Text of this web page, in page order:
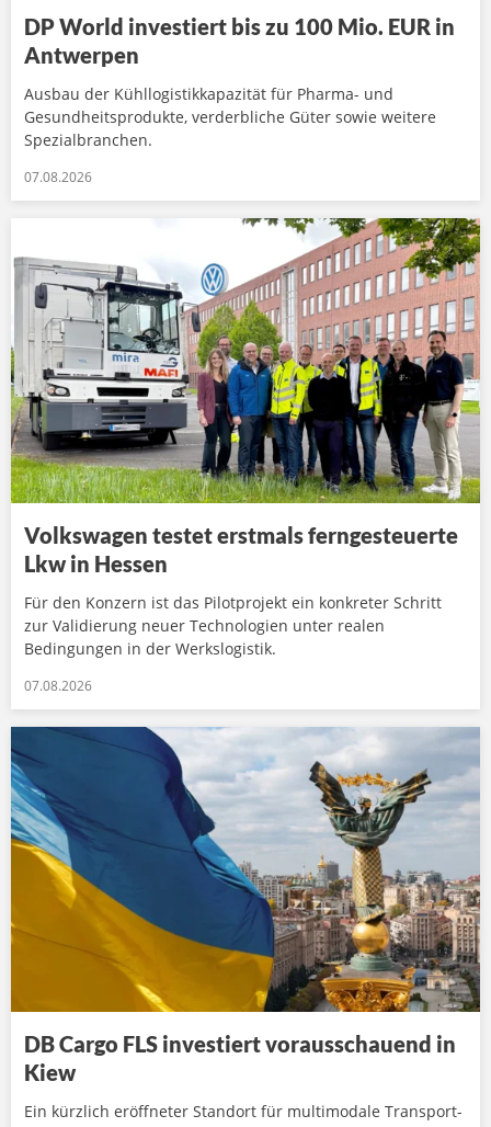
DP World investiert bis zu 100 Mio. EUR in
Antwerpen
Ausbau der Kühllogistikkapazität für Pharma- und
Gesundheitsprodukte, verderbliche Güter sowie weitere
Spezialbranchen.
07.08.2026
Volkswagen testet erstmals ferngesteuerte
Lkw in Hessen
Für den Konzern ist das Pilotprojekt ein konkreter Schritt
zur Validierung neuer Technologien unter realen
Bedingungen in der Werkslogistik.
07.08.2026
DB Cargo FLS investiert vorausschauend in
Kiew
Ein kürzlich eröffneter Standort für multimodale Transport-